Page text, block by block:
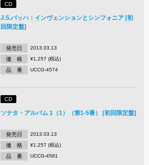
CD
J.S.バッハ：インヴェンションとシンフォニア [初
回限定盤]
発売日 2013.03.13
価 格 ¥1,257 (税込)
品 番 UCCG-4574
CD
ソナタ・アルバム 1（1）（第1-5番） [初回限定盤]
発売日 2013.03.13
価 格 ¥1,257 (税込)
品 番 UCCG-4581